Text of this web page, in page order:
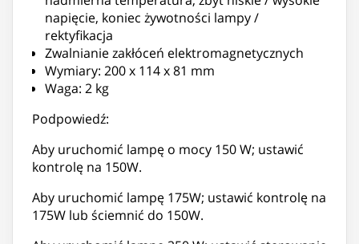
napięcie, koniec żywotności lampy /
rektyfikacja
Zwalnianie zakłóceń elektromagnetycznych
Wymiary: 200 x 114 x 81 mm
Waga: 2 kg
Podpowiedź:
Aby uruchomić lampę o mocy 150 W; ustawić
kontrolę na 150W.
Aby uruchomić lampę 175W; ustawić kontrolę na
175W lub ściemnić do 150W.